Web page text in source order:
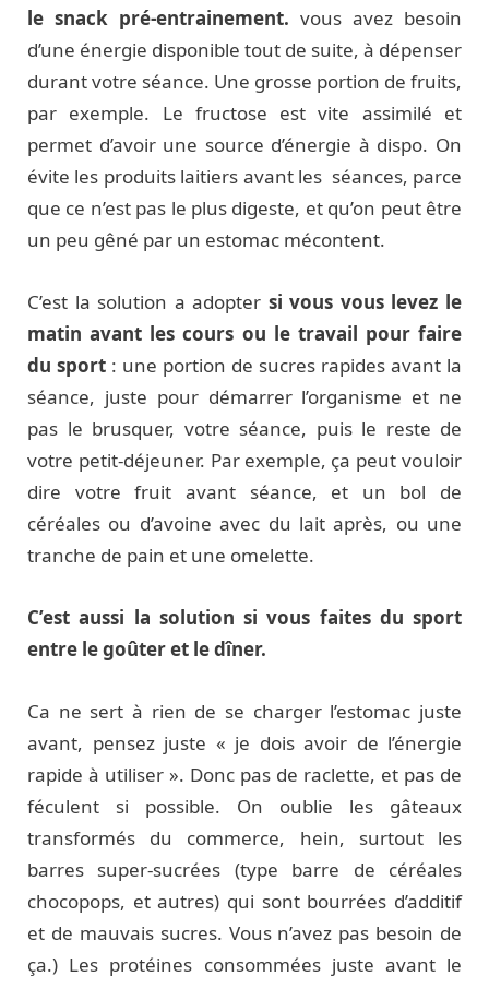
le snack pré-entrainement. vous avez besoin
d’une énergie disponible tout de suite, à dépenser
durant votre séance. Une grosse portion de fruits,
par exemple. Le fructose est vite assimilé et
permet d’avoir une source d’énergie à dispo. On
évite les produits laitiers avant les séances, parce
que ce n’est pas le plus digeste, et qu’on peut être
un peu gêné par un estomac mécontent.
C’est la solution a adopter si vous vous levez le
matin avant les cours ou le travail pour faire
du sport : une portion de sucres rapides avant la
séance, juste pour démarrer l’organisme et ne
pas le brusquer, votre séance, puis le reste de
votre petit-déjeuner. Par exemple, ça peut vouloir
dire votre fruit avant séance, et un bol de
céréales ou d’avoine avec du lait après, ou une
tranche de pain et une omelette.
C’est aussi la solution si vous faites du sport
entre le goûter et le dîner.
Ca ne sert à rien de se charger l’estomac juste
avant, pensez juste « je dois avoir de l’énergie
rapide à utiliser ». Donc pas de raclette, et pas de
féculent si possible. On oublie les gâteaux
transformés du commerce, hein, surtout les
barres super-sucrées (type barre de céréales
chocopops, et autres) qui sont bourrées d’additif
et de mauvais sucres. Vous n’avez pas besoin de
ça.) Les protéines consommées juste avant le